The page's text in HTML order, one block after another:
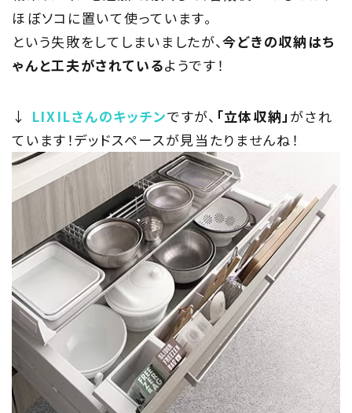
ほぼソコに置いて使っています。
という失敗をしてしまいましたが、今どきの収納はち
ゃんと工夫がされているようです！
↓ LIXILさんのキッチンですが、 「立体収納」 がされ
ています！デッドスペースが見当たりませんね！